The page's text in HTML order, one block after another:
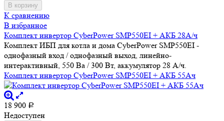
В корзину
К сравнению
В избранное
Комплект инвертор CyberPower SMP550EI + АКБ 28А/ч
Комплект ИБП для котла и дома CyberPower SMP550EI -
однофазный вход / однофазный выход, линейно-
интерактивный, 550 Ва / 300 Вт, аккумулятор 28 А/ч.
Комплект инвертор CyberPower SMP550EI + АКБ 55Ач
18 900 Р
Недоступен